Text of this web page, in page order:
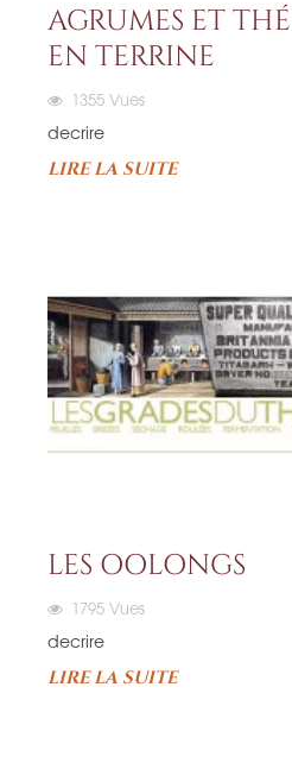
AGRUMES ET
EN TERRINE
1355 Vues
decrire
LIRE LA SUITE
LES OOLONGS
1795 Vues
decrire
LIRE LA SUITE